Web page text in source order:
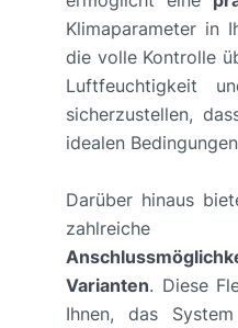
Klimaparameter in
die volle Kontrolle
Luftfeuchtigkeit
sicherzustellen,
idealen
Darüber hinaus
Varianten. Diese
Ihnen, das